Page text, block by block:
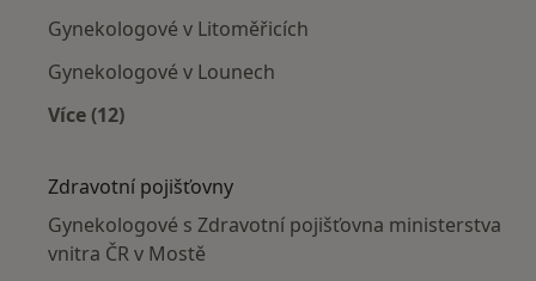
Gynekologové v Litoměřicích
Gynekologové v Lounech
Více (12)
Zdravotní pojišťovny
Gynekologové s Zdravotní pojišťovna ministerstva
vnitra ČR v Mostě